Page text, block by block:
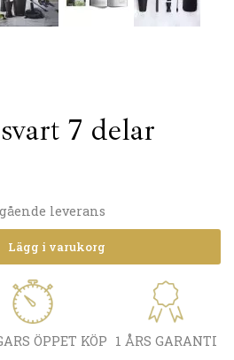
7 delar
leverans
Lägg i varukorg
ÖPPET KÖP 1 ÅRS GARANTI